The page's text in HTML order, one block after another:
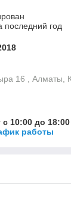
последний год
16 , Алматы,
с 10:00 до 18:00
работы